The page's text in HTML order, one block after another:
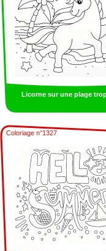
Licorne sur une plage
Coloriage n°1327